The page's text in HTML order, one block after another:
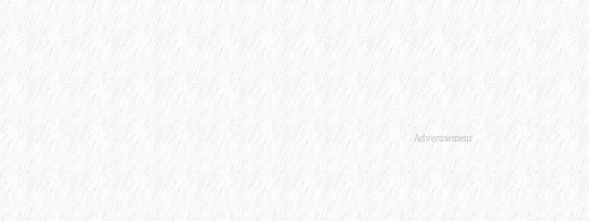
Advertisement